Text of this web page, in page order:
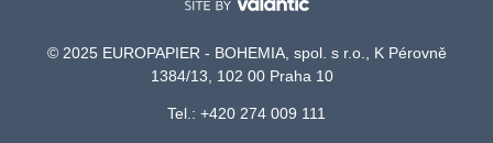
© 2025 EUROPAPIER - BOHEMIA, spol. s r.o., K Pérovně
1384/13, 102 00 Praha 10
Tel.: +420 274 009 111